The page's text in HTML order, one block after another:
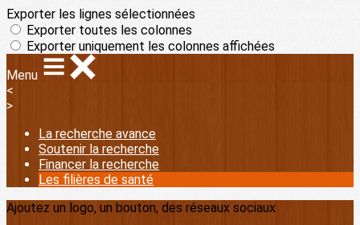
Exporter les lignes sélectionnées
Exporter toutes les colonnes
Exporter uniquement les colonnes affichées
Menu
<
>
La recherche avance
Soutenir la recherche
Financer la recherche
Les filières de santé
Ajoutez un logo, un bouton, des réseaux sociaux